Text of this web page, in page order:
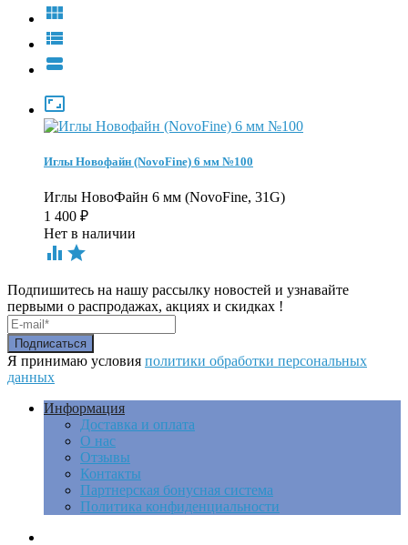




Иглы Новофайн (NovoFine) 6 мм №100
Иглы НовоФайн 6 мм (NovoFine, 31G)
1 400 ₽
Нет в наличии
 
Подпишитесь на нашу рассылку новостей и узнавайте
первыми о распродажах, акциях и скидках !
Я принимаю условия политики обработки персональных
данных
Информация
Доставка и оплата
О нас
Отзывы
Контакты
Партнерская бонусная система
Политика конфиденциальности